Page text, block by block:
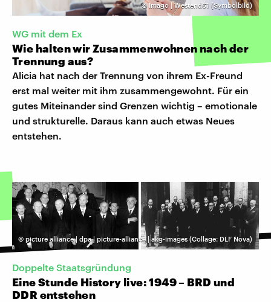
©Imago | Westend61 (Symbolbild)
WG mit dem Ex
Wie halten wir Zusammenwohnen nach der
Trennung aus?
Alicia hat nach der Trennung von ihrem Ex-Freund
erst mal weiter mit ihm zusammengewohnt. Für ein
gutes Miteinander sind Grenzen wichtig – emotionale
und strukturelle. Daraus kann auch etwas Neues
entstehen.
© picture alliance | dpa | picture-alliance | akg-images (Collage: DLF Nova)
Doppelte Staatsgründung
Eine Stunde History live: 1949 – BRD und
DDR entstehen